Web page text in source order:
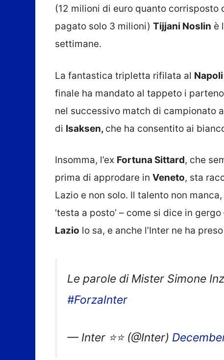
(12 milioni di euro quanto corrisposto
pagato solo 3 milioni) Tijjani Noslin è
settimane.
La fantastica tripletta rifilata al Napoli
finale ha mandato al tappeto i
nel successivo match di campionato
di Isaksen, che ha consentito ai
Insomma, l’ex Fortuna Sittard, che
prima di approdare in Veneto, sta
Lazio e non solo. Il talento non
‘testa a posto’ – come si dice in
Lazio lo sa, e anche l’Inter ne ha
Le parole di Mister Simone
#ForzaInter
— Inter ⭐⭐ (@Inter)